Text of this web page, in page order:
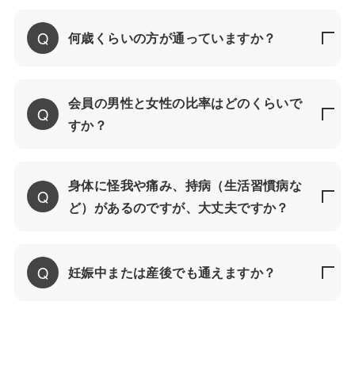
何歳くらいの方が通っていますか？
会員の男性と女性の比率はどのくらいで
すか？
身体に怪我や痛み、持病（生活習慣病な
ど）があるのですが、大丈夫ですか？
妊娠中または産後でも通えますか？